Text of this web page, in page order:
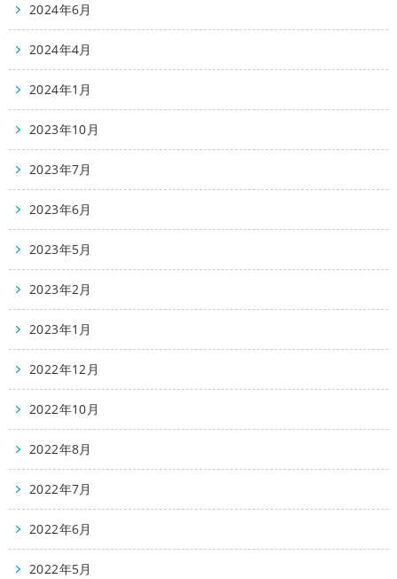
2024年6月
2024年4月
2024年1月
2023年10月
2023年7月
2023年6月
2023年5月
2023年2月
2023年1月
2022年12月
2022年10月
2022年8月
2022年7月
2022年6月
2022年5月